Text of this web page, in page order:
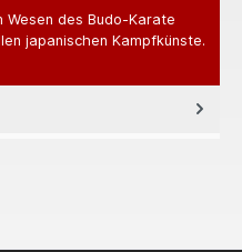
Wesen des Budo-Karate
japanischen Kampfkünste.